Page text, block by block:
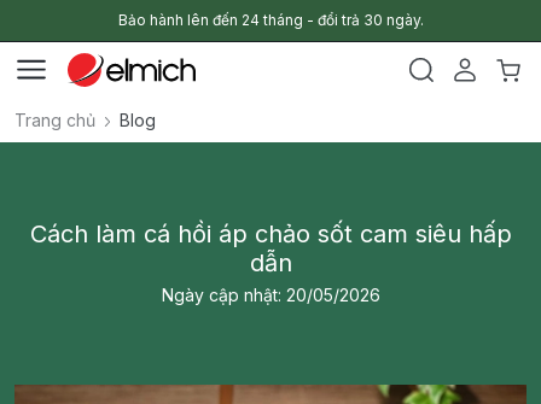
Bảo hành lên đến 24 tháng - đổi trả 30 ngày.
Trang chủ Blog
Cách làm cá hồi áp chảo sốt cam siêu hấp
dẫn
Ngày cập nhật: 20/05/2026